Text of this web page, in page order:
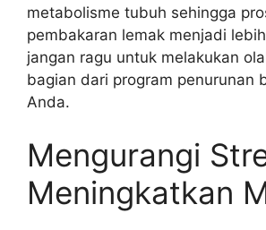
metabolisme tubuh sehingga
pembakaran lemak menjadi
jangan ragu untuk melakukan
bagian dari program penurunan
Anda.
Mengurangi
Meningkatkan